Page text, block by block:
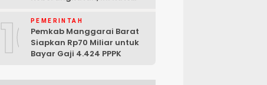
10PEMERINTAH
Pemkab Manggarai Barat
Siapkan Rp70 Miliar untuk
Bayar Gaji 4.424 PPPK